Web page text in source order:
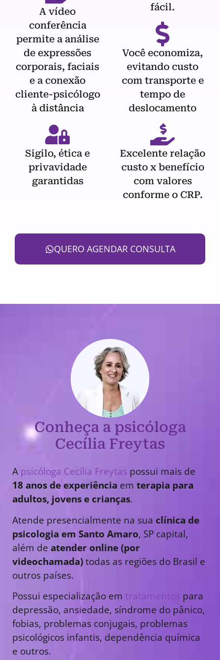
A vídeo
conferência
permite a análise
de expressões
corporais, faciais
e a conexão
cliente-psicólogo
à distância
Sigilo, ética e
privavidade
garantidas
fácil.
Você economiza,
evitando custo
com transporte e
tempo de
deslocamento
Excelente relação
custo x benefício
com valores
conforme o CRP.
QUERO AGENDAR CONSULTA
Conheça a psicóloga
Cecília Freytas
A psicóloga Cecília Freytas possui mais de
18 anos de experiência em terapia para
adultos, jovens e crianças.
Atende presencialmente na sua clínica de
psicologia em Santo Amaro, SP capital,
além de atender online (por
videochamada)todas as regiões do Brasil e
outros países.
Possui especialização em tratamentos para
depressão, ansiedade, síndrome do pânico,
fobias, problemas conjugais, problemas
psicológicos infantis, dependência química
e outros.